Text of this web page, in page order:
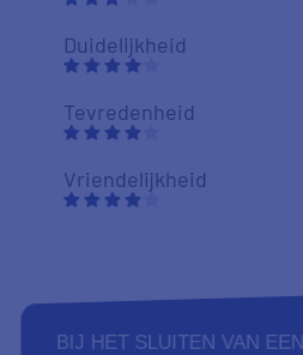
Duidelijkheid
Tevredenheid
Vriendelijkheid
BIJ HET SLUITEN VAN